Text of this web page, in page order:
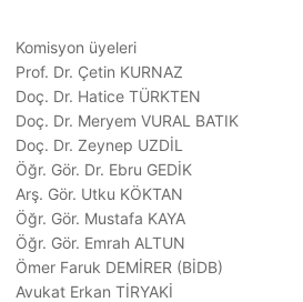
Komisyon üyeleri
Prof. Dr. Çetin KURNAZ
Doç. Dr. Hatice TÜRKTEN
Doç. Dr. Meryem VURAL BATIK
Doç. Dr. Zeynep UZDİL
Öğr. Gör. Dr. Ebru GEDİK
Arş. Gör. Utku KÖKTAN
Öğr. Gör. Mustafa KAYA
Öğr. Gör. Emrah ALTUN
Ömer Faruk DEMİRER (BİDB)
Avukat Erkan TİRYAKİ